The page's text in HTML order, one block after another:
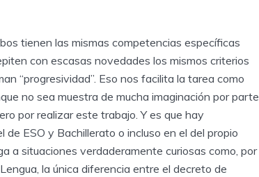
tienen las mismas competencias específicas
con escasas novedades los mismos criterios
“progresividad”. Eso nos facilita la tarea como
no sea muestra de mucha imaginación por parte
por realizar este trabajo. Y es que hay
ESO y Bachillerato o incluso en el del propio
a situaciones verdaderamente curiosas como, por
la única diferencia entre el decreto de